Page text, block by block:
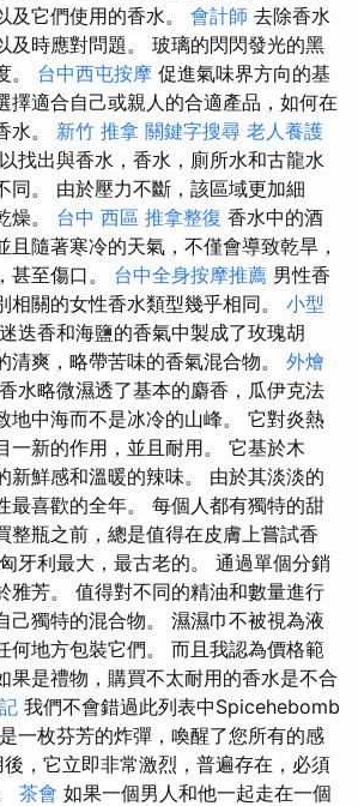
及它們使用的香水。 會計師 去除香水
及時應對問題。 玻璃的閃閃發光的黑
。 台中西屯按摩 促進氣味界方向的基
擇適合自己或親人的合適產品，如何在
水。 新竹 推拿 關鍵字搜尋 老人養護
找出與香水，香水，廁所水和古龍水
同。 由於壓力不斷，該區域更加細
燥。 台中 西區 推拿整復 香水中的酒
且隨著寒冷的天氣，不僅會導致乾旱，
甚至傷口。 台中全身按摩推薦 男性香
相關的女性香水類型幾乎相同。 小型
迭香和海鹽的香氣中製成了玫瑰胡
清爽，略帶苦味的香氣混合物。 外燴
水略微濕透了基本的麝香，瓜伊克法
地中海而不是冰冷的山峰。 它對炎熱
一新的作用，並且耐用。 它基於木
新鮮感和溫暖的辣味。 由於其淡淡的
最喜歡的全年。 每個人都有獨特的甜
整瓶之前，總是值得在皮膚上嘗試香
牙利最大，最古老的。 通過單個分銷
雅芳。 值得對不同的精油和數量進行
己獨特的混合物。 濕濕巾不被視為液
何地方包裝它們。 而且我認為價格範
果是禮物，購買不太耐用的香水是不合
我們不會錯過此列表中Spicehebomb
一枚芬芳的炸彈，喚醒了您所有的感
後，它立即非常激烈，普遍存在，必須
茶會 如果一個男人和他一起走在一個